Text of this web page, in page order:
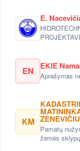
E.
EN EKIE
Aprašymas
KM
Pamatų
žemės